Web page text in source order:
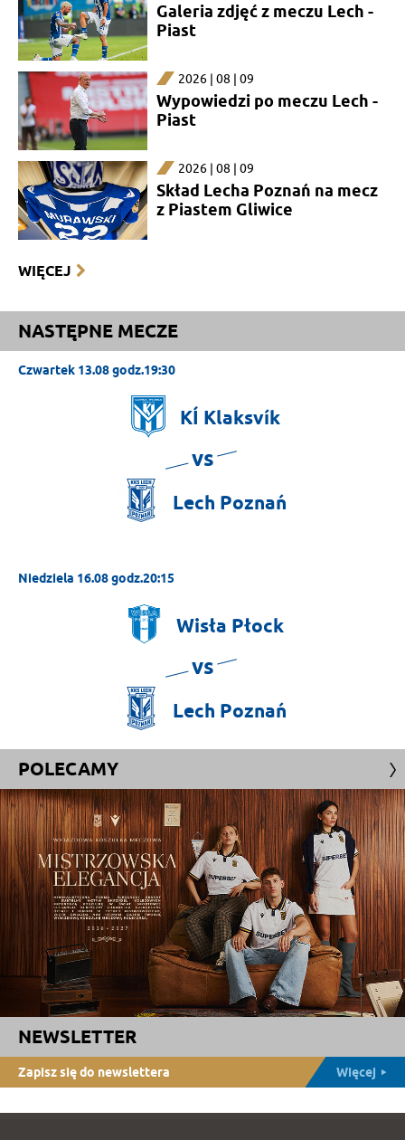
Galeria zdjęć z meczu Lech -
Piast
2026 | 08 | 09
Wypowiedzi po meczu Lech -
Piast
2026 | 08 | 09
Skład Lecha Poznań na mecz
z Piastem Gliwice
WIĘCEJ
NASTĘPNE MECZE
Czwartek 13.08 godz.19:30
KÍ Klaksvík
vs
Lech Poznań
Niedziela 16.08 godz.20:15
Wisła Płock
vs
Lech Poznań
POLECAMY
NEWSLETTER
Zapisz się do newslettera Więcej